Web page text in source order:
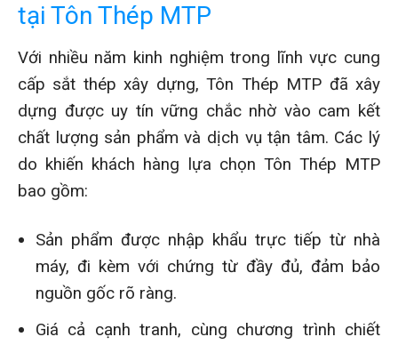
tại Tôn Thép MTP
Với nhiều năm kinh nghiệm trong lĩnh vực cung
cấp sắt thép xây dựng, Tôn Thép MTP đã xây
dựng được uy tín vững chắc nhờ vào cam kết
chất lượng sản phẩm và dịch vụ tận tâm. Các lý
do khiến khách hàng lựa chọn Tôn Thép MTP
bao gồm:
Sản phẩm được nhập khẩu trực tiếp từ nhà
máy, đi kèm với chứng từ đầy đủ, đảm bảo
nguồn gốc rõ ràng.
Giá cả cạnh tranh, cùng chương trình chiết